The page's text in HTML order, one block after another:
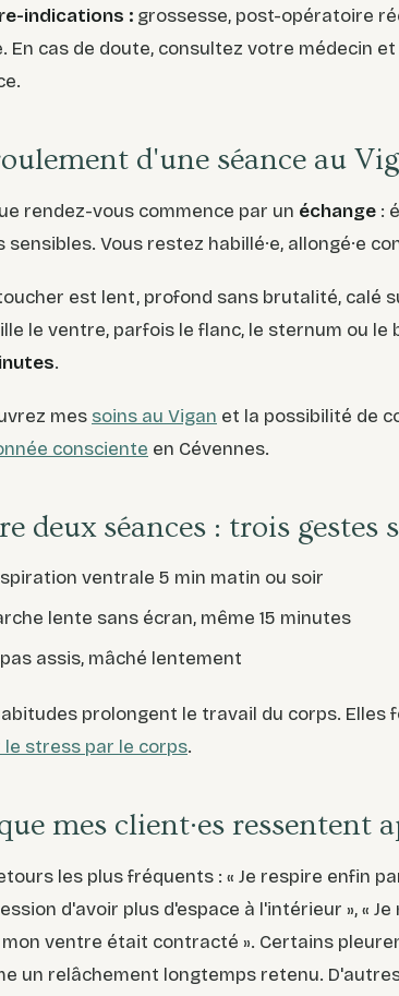
indications : grossesse, post-opératoire
En cas de doute, consultez votre médecin
d'une séance au
rendez-vous commence par un échange :
sensibles. Vous restez habillé·e, allongé·e
est lent, profond sans brutalité, calé
le ventre, parfois le flanc, le sternum ou le
.
mes soins au Vigan et la possibilité de
consciente en Cévennes.
deux séances : trois gestes
ventrale 5 min matin ou soir
lente sans écran, même 15 minutes
assis, mâché lentement
prolongent le travail du corps. Elles
le stress par le corps.
mes client·es ressentent
les plus fréquents : « Je respire enfin
d'avoir plus d'espace à l'intérieur », «
ventre était contracté ». Certains
un relâchement longtemps retenu.